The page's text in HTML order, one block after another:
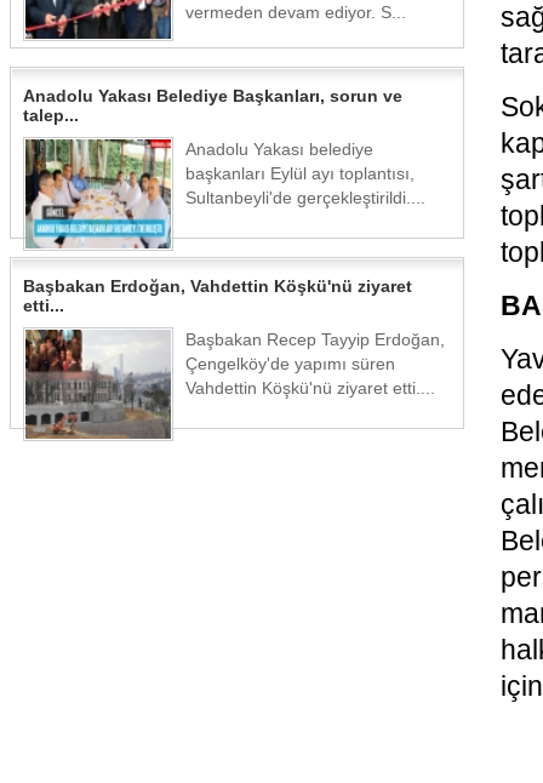
vermeden devam ediyor. S...
Anadolu Yakası Belediye Başkanları, sorun ve
talep...
Anadolu Yakası belediye
başkanları Eylül ayı toplantısı,
Sultanbeyli'de gerçekleştirildi....
Başbakan Erdoğan, Vahdettin Köşkü'nü ziyaret
etti...
Başbakan Recep Tayyip Erdoğan,
Çengelköy'de yapımı süren
Vahdettin Köşkü'nü ziyaret etti....